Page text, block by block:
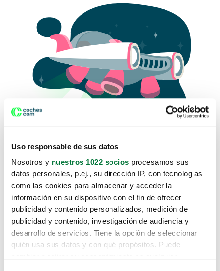
Uso responsable de sus datos
Nosotros y nuestros 1022 socios procesamos sus
datos personales, p.ej., su dirección IP, con tecnologías
como las cookies para almacenar y acceder la
información en su dispositivo con el fin de ofrecer
publicidad y contenido personalizados, medición de
publicidad y contenido, investigación de audiencia y
desarrollo de servicios. Tiene la opción de seleccionar
quién usa sus datos y con qué propósitos. Puede
Lo sentimos, no sabemos como
te hemos traido hasta aquí.
Pero puedes encontrar el coche que estás
buscando en alguno de estos enlaces: